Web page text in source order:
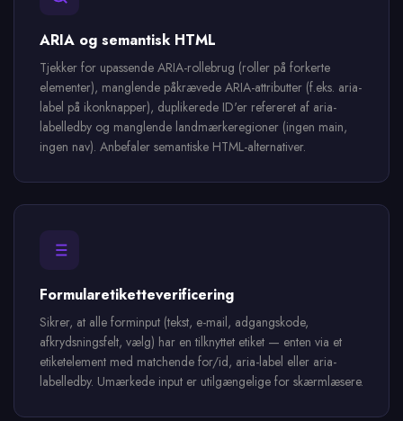
ARIA og semantisk HTML
Tjekker for upassende ARIA-rollebrug (roller på forkerte
elementer), manglende påkrævede ARIA-attributter (f.eks. aria-
label på ikonknapper), duplikerede ID'er refereret af aria-
labelledby og manglende landmærkeregioner (ingen main,
ingen nav). Anbefaler semantiske HTML-alternativer.
Formularetiketteverificering
Sikrer, at alle forminput (tekst, e-mail, adgangskode,
afkrydsningsfelt, vælg) har en tilknyttet etiket — enten via et
etiketelement med matchende for/id, aria-label eller aria-
labelledby. Umærkede input er utilgængelige for skærmlæsere.